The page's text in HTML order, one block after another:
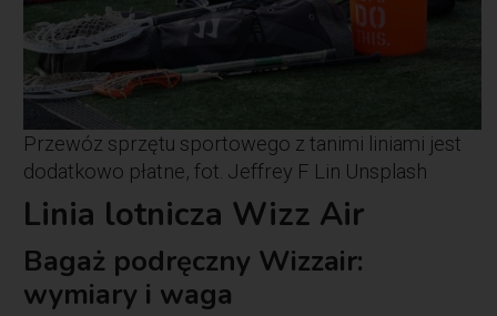
Przewóz sprzętu sportowego z tanimi liniami jest
dodatkowo płatne, fot. Jeffrey F Lin Unsplash
Linia lotnicza Wizz Air
Bagaż podręczny Wizzair:
wymiary i waga